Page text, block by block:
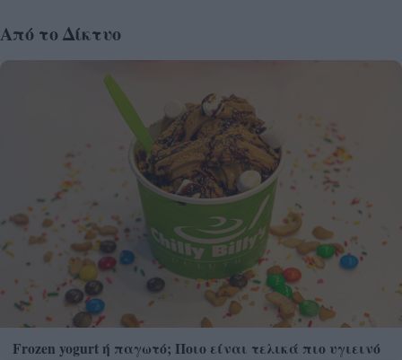
Από το Δίκτυο
Frozen yogurt ή παγωτό; Ποιο είναι τελικά πιο υγιεινό